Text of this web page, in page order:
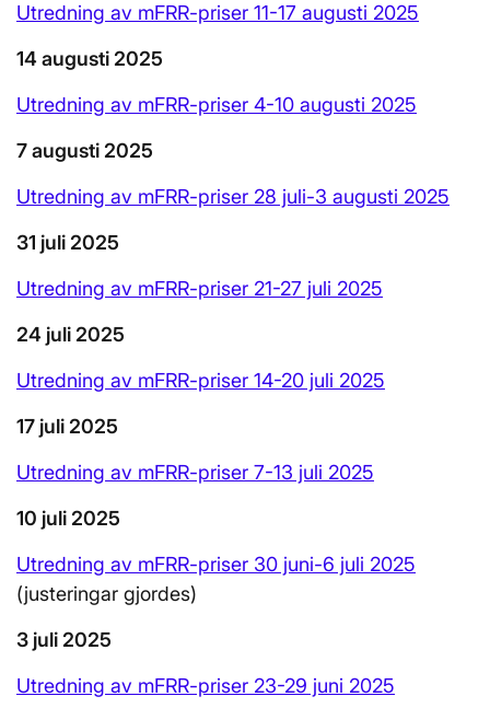
Utredning av mFRR-priser 11-17 augusti 2025
14 augusti 2025
Utredning av mFRR-priser 4-10 augusti 2025
7 augusti 2025
Utredning av mFRR-priser 28 juli-3 augusti 2025
31 juli 2025
Utredning av mFRR-priser 21-27 juli 2025
24 juli 2025
Utredning av mFRR-priser 14-20 juli 2025
17 juli 2025
Utredning av mFRR-priser 7-13 juli 2025
10 juli 2025
Utredning av mFRR-priser 30 juni-6 juli 2025
(justeringar gjordes)
3 juli 2025
Utredning av mFRR-priser 23-29 juni 2025